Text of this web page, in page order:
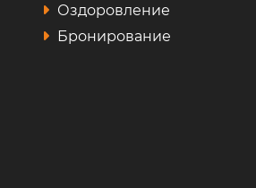
Оздоровление
Бронирование